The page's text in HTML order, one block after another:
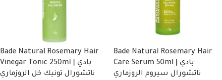
Bade Natural Rosemary Hair
Vinegar Tonic 250ml | بادي
ناتشورال تونيك خل الروزماري
Bade Natural Rosemary Hair
Care Serum 50ml | بادي
ناتشورال سيروم الروزماري